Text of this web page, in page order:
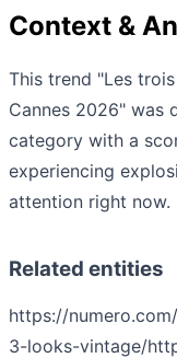
Context &
This trend "Les
Cannes 2026" was
category with a
experiencing
attention right now.
Related entities
https://
3-looks-vintage/